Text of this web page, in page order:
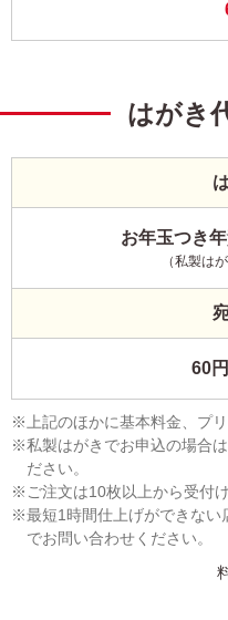
はがき
お年玉つき
（私製は
60
上記のほかに基本料金、プ
私製はがきでお申込の場合
ださい。
ご注文は10枚以上から受付
最短1時間仕上げができない
でお問い合わせください。